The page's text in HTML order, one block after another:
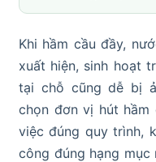
Khi hầm cầu đầy,
xuất hiện, sinh hoạt
tại chỗ cũng dễ bị
chọn đơn vị hút hầm
việc đúng quy trình,
công đúng hạng